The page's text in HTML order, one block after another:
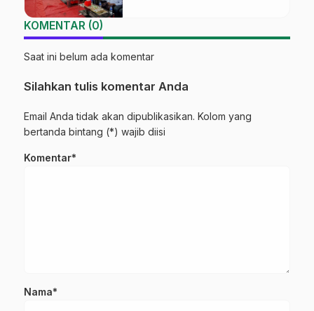
KOMENTAR (0)
Saat ini belum ada komentar
Silahkan tulis komentar Anda
Email Anda tidak akan dipublikasikan. Kolom yang
bertanda bintang (*) wajib diisi
Komentar*
Nama*